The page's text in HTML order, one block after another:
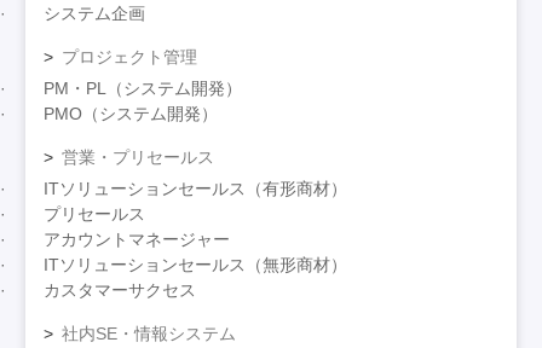
システム企画
プロジェクト管理
PM・PL（システム開発）
PMO（システム開発）
営業・プリセールス
ITソリューションセールス（有形商材）
プリセールス
アカウントマネージャー
ITソリューションセールス（無形商材）
カスタマーサクセス
社内SE・情報システム